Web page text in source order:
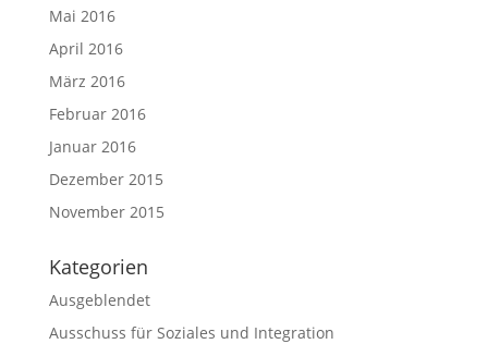
Mai 2016
April 2016
März 2016
Februar 2016
Januar 2016
Dezember 2015
November 2015
Kategorien
Ausgeblendet
Ausschuss für Soziales und Integration